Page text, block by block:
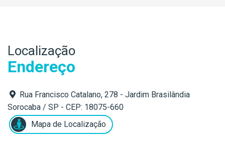
Localização
Endereço
Rua Francisco Catalano, 278 - Jardim Brasilândia
Sorocaba / SP - CEP: 18075-660
Mapa de Localização